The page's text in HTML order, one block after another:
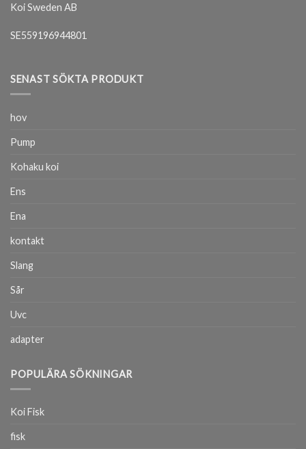
Koi Sweden AB
SE559196944801
SENAST SÖKTA PRODUKT
hov
Pump
Kohaku koi
Ens
Ena
kontakt
Slang
Sår
Uvc
adapter
POPULÄRA SÖKNINGAR
Koi Fisk
fisk